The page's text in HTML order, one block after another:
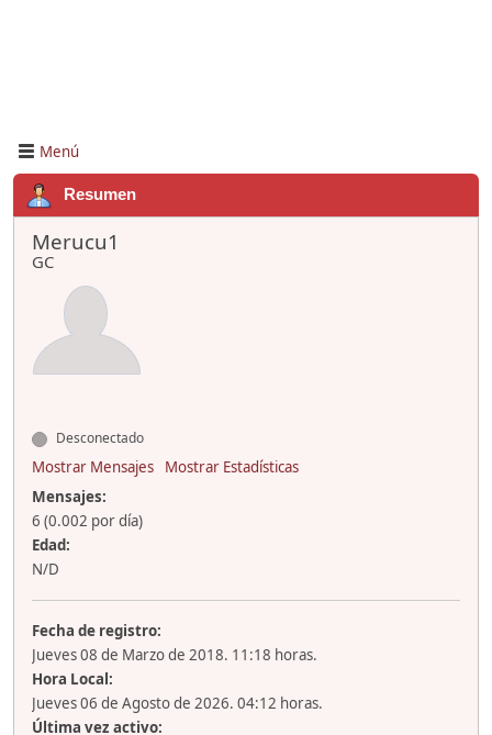
Menú
Resumen
Merucu1
GC
Desconectado
Mostrar Mensajes
Mostrar Estadísticas
Mensajes:
6 (0.002 por día)
Edad:
N/D
Fecha de registro:
Jueves 08 de Marzo de 2018. 11:18 horas.
Hora Local:
Jueves 06 de Agosto de 2026. 04:12 horas.
Última vez activo: